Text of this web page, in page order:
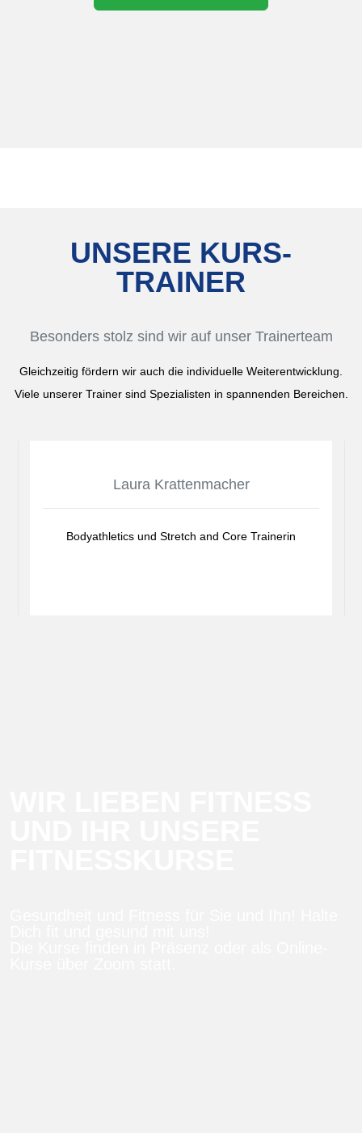
UNSERE KURS-
TRAINER
Besonders stolz sind wir auf unser Trainerteam
Gleichzeitig fördern wir auch die individuelle Weiterentwicklung.
Viele unserer Trainer sind Spezialisten in spannenden Bereichen.
Laura Krattenmacher
Bodyathletics und Stretch and Core Trainerin